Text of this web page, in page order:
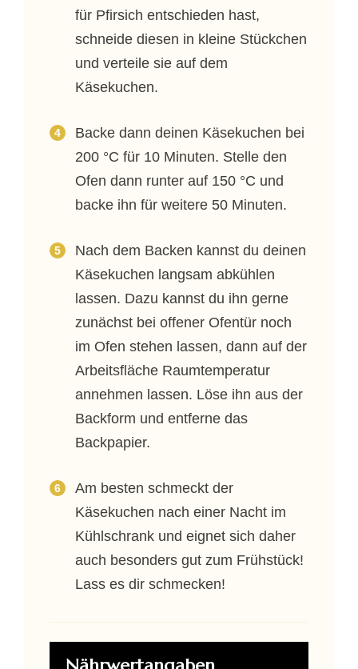
für Pfirsich entschieden hast,
schneide diesen in kleine Stückchen
und verteile sie auf dem
Käsekuchen.
Backe dann deinen Käsekuchen bei
200 °C für 10 Minuten. Stelle den
Ofen dann runter auf 150 °C und
backe ihn für weitere 50 Minuten.
Nach dem Backen kannst du deinen
Käsekuchen langsam abkühlen
lassen. Dazu kannst du ihn gerne
zunächst bei offener Ofentür noch
im Ofen stehen lassen, dann auf der
Arbeitsfläche Raumtemperatur
annehmen lassen. Löse ihn aus der
Backform und entferne das
Backpapier.
Am besten schmeckt der
Käsekuchen nach einer Nacht im
Kühlschrank und eignet sich daher
auch besonders gut zum Frühstück!
Lass es dir schmecken!